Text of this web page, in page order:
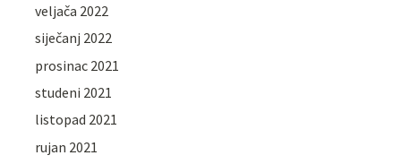
veljača 2022
siječanj 2022
prosinac 2021
studeni 2021
listopad 2021
rujan 2021